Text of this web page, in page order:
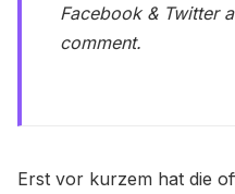
Facebook & Twitter
comment.
Erst vor kurzem hat die